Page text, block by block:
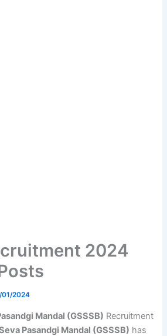
2024
2024
Mandal (GSSSB) Recruitment
Pasandgi Mandal (GSSSB) has